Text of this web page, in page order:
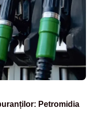
Petromidia